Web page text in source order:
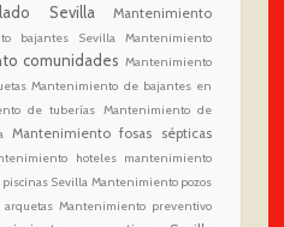
Sevilla
Mantenimiento
bajantes Sevilla
Mantenimiento
comunidades Mantenimiento
Mantenimiento de bajantes en
de tuberías Mantenimiento de
Mantenimiento fosas sépticas
hoteles mantenimiento
Sevilla Mantenimiento pozos
Mantenimiento preventivo